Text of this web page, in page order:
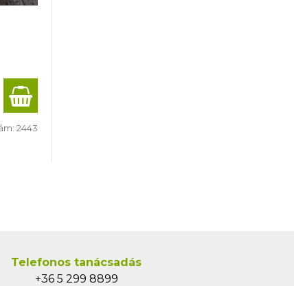
2443
Telefonos tanácsadás
+36 5 299 8899